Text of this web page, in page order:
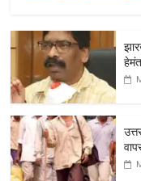
c
e
b
o
o
k
itt
er